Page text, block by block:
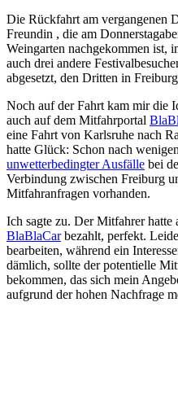
Die Rückfahrt am vergangenen
Freundin , die am
Weingarten nachgekommen ist,
auch drei andere
abgesetzt, den Dritten in
Noch auf der Fahrt kam mir die
auch auf dem Mitfahrportal
eine Fahrt von Karlsruhe nach
hatte Glück: Schon nach
unwetterbedingter Ausfälle bei
Verbindung zwischen Freiburg
Mitfahranfragen vorhanden.
Ich sagte zu. Der Mitfahrer hatte
BlaBlaCarbezahlt, perfekt.
bearbeiten, während ein
dämlich, sollte der potentielle
bekommen, das sich mein
aufgrund der hohen Nachfrage